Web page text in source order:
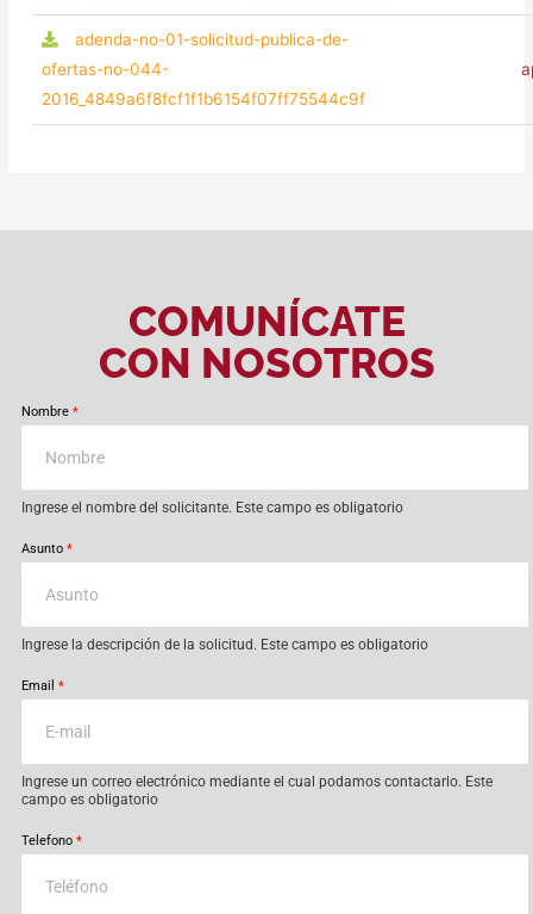
adenda-no-01-solicitud-publica-de-
ofertas-no-044-
2016_4849a6f8fcf1f1b6154f07ff75544c9f
COMUNÍCATE
CON NOSOTROS
Nombre *
Ingrese el nombre del solicitante. Este campo es obligatorio
Asunto *
Ingrese la descripción de la solicitud. Este campo es obligatorio
Email *
Ingrese un correo electrónico mediante el cual podamos contactarlo. Este
campo es obligatorio
Telefono *